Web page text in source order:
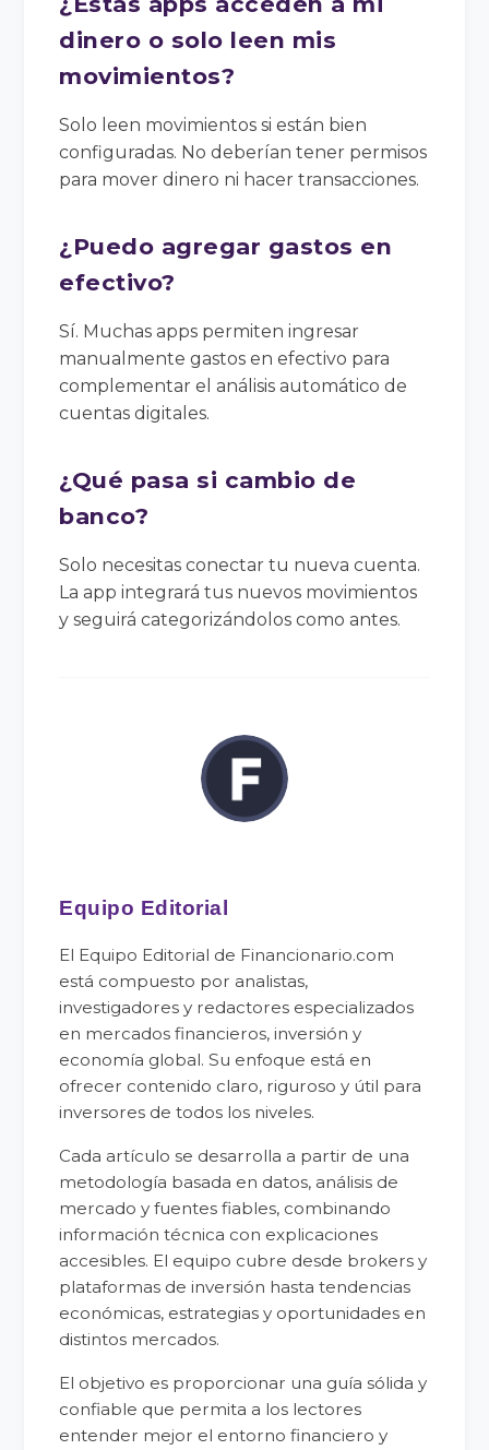
dinero o solo leen mis
movimientos?
Solo leen movimientos si están bien
configuradas. No deberían tener permisos
para mover dinero ni hacer transacciones.
¿Puedo agregar gastos en
efectivo?
Sí. Muchas apps permiten ingresar
manualmente gastos en efectivo para
complementar el análisis automático de
cuentas digitales.
¿Qué pasa si cambio de
banco?
Solo necesitas conectar tu nueva cuenta.
La app integrará tus nuevos movimientos
y seguirá categorizándolos como antes.
Equipo Editorial
El Equipo Editorial de Financionario.com
está compuesto por analistas,
investigadores y redactores especializados
en mercados financieros, inversión y
economía global. Su enfoque está en
ofrecer contenido claro, riguroso y útil para
inversores de todos los niveles.
Cada artículo se desarrolla a partir de una
metodología basada en datos, análisis de
mercado y fuentes fiables, combinando
información técnica con explicaciones
accesibles. El equipo cubre desde brokers y
plataformas de inversión hasta tendencias
económicas, estrategias y oportunidades en
distintos mercados.
El objetivo es proporcionar una guía sólida y
confiable que permita a los lectores
entender mejor el entorno financiero y